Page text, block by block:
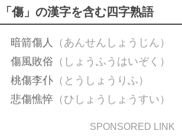
「傷」の漢字を含む四字熟語
暗箭傷人
（あんせんしょうじん）
傷風敗俗 （しょうふうはいぞく）
桃傷李仆（とうしょうりふ）
悲傷憔悴（ひしょうしょうすい）
SPONSORED LINK